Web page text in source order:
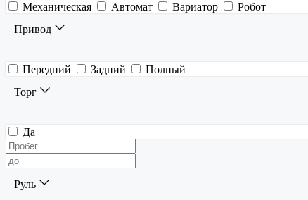
Механическая Автомат Вариатор
Робот
Привод
Передний Задний
Полный
Торг
Да
Руль